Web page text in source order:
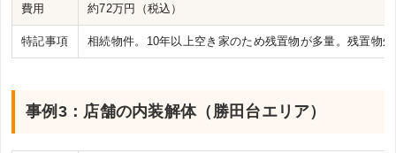
費用 約72万円（税込）
特記事項 相続物件。10年以上空き家のため残置物が多量。残置物
事例3：店舗の内装解体（勝田台エリア）